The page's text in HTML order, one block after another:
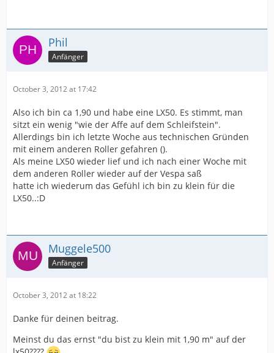
Phil
Anfänger
October 3, 2012 at 17:42
Also ich bin ca 1,90 und habe eine LX50. Es stimmt, man
sitzt ein wenig "wie der Affe auf dem Schleifstein".
Allerdings bin ich letzte Woche aus technischen Gründen
mit einem anderen Roller gefahren ().
Als meine LX50 wieder lief und ich nach einer Woche mit
dem anderen Roller wieder auf der Vespa saß
hatte ich wiederum das Gefühl ich bin zu klein für die
LX50..:D
Muggele500
Anfänger
October 3, 2012 at 18:22
Danke für deinen beitrag.
Meinst du das ernst "du bist zu klein mit 1,90 m" auf der